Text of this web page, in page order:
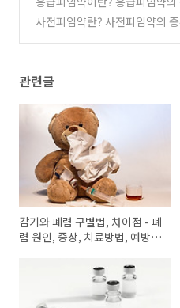
란) (0)
의사항
(0)
사전피임약란? 사전피임약의
관련글
감기와 폐렴 구별법, 차이점 - 폐
렴 원인, 증상, 치료방법, 예방법